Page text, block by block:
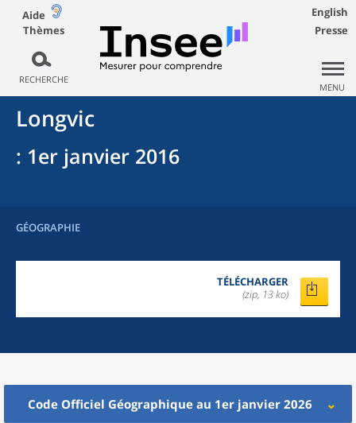
Aide
Thèmes
RECHERCHE
English
Presse
MENU
Longvic
: 1er janvier 2016
GÉOGRAPHIE
TÉLÉCHARGER
(zip, 13 ko)
Code Officiel Géographique au 1er janvier 2026